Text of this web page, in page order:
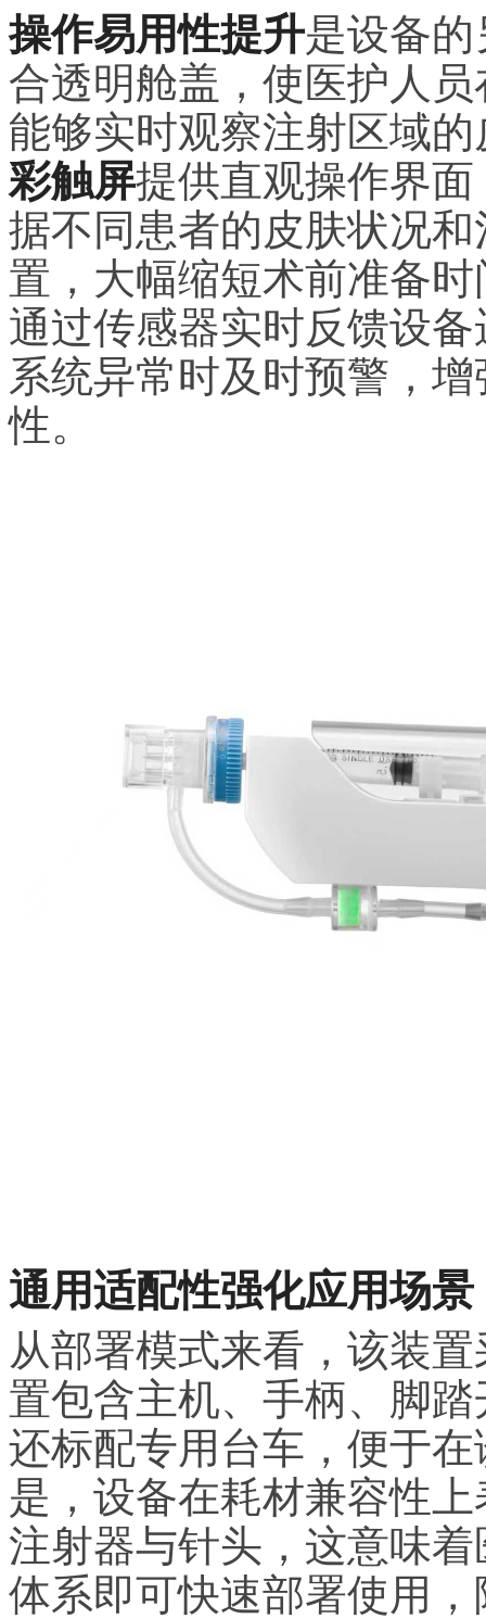
操作易用性提升是设备
合透明舱盖，使医护人
能够实时观察注射区域
彩触屏提供直观操作界
据不同患者的皮肤状况
置，大幅缩短术前准备
通过传感器实时反馈设
系统异常时及时预警，
性。
通用适配性强化应用场景
从部署模式来看，该装
置包含主机、手柄、脚
还标配专用台车，便于
是，设备在耗材兼容性
注射器与针头，这意味
体系即可快速部署使用